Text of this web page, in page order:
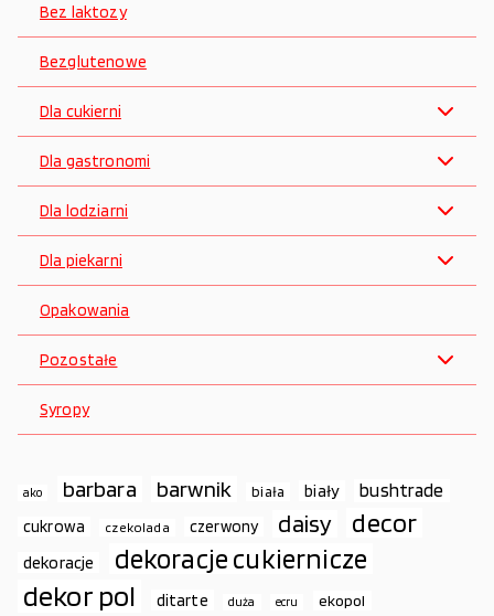
Bez laktozy
Bezglutenowe
Dla cukierni
Dla gastronomi
Dla lodziarni
Dla piekarni
Opakowania
Pozostałe
Syropy
ako barbara barwnik biała biały bushtrade
cukrowa czekolada czerwony daisy decor
dekoracje dekoracje cukiernicze
dekor pol ditarte duża ecru ekopol